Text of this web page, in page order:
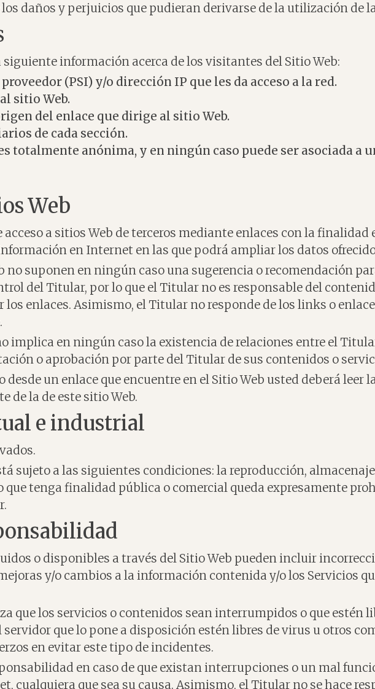
daños y perjuicios que pudieran derivarse de la utilización de
información acerca de los visitantes del Sitio Web:
(PSI) y/o dirección IP que les da acceso a la red.
sitio Web.
del enlace que dirige al sitio Web.
de cada sección.
totalmente anónima, y en ningún caso puede ser asociada a
Web
a sitios Web de terceros mediante enlaces con la
en Internet en las que podrá ampliar los datos
no suponen en ningún caso una sugerencia o recomendación
del Titular, por lo que el Titular no es responsable del
los enlaces. Asimismo, el Titular no responde de los links o
implica en ningún caso la existencia de relaciones entre el
o aprobación por parte del Titular de sus contenidos o
desde un enlace que encuentre en el Sitio Web usted deberá
de la de este sitio Web.
e industrial
sujeto a las siguientes condiciones: la reproducción,
que tenga finalidad pública o comercial queda expresamente
o disponibles a través del Sitio Web pueden incluir
y/o cambios a la información contenida y/o los Servicios
que los servicios o contenidos sean interrumpidos o que estén
servidor que lo pone a disposición estén libres de virus u otros
en evitar este tipo de incidentes.
en caso de que existan interrupciones o un mal
cualquiera que sea su causa. Asimismo, el Titular no se hace